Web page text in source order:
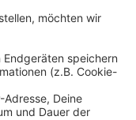
GigaNetz
15.000
bekommen die
könnte
zeitnah gelegt